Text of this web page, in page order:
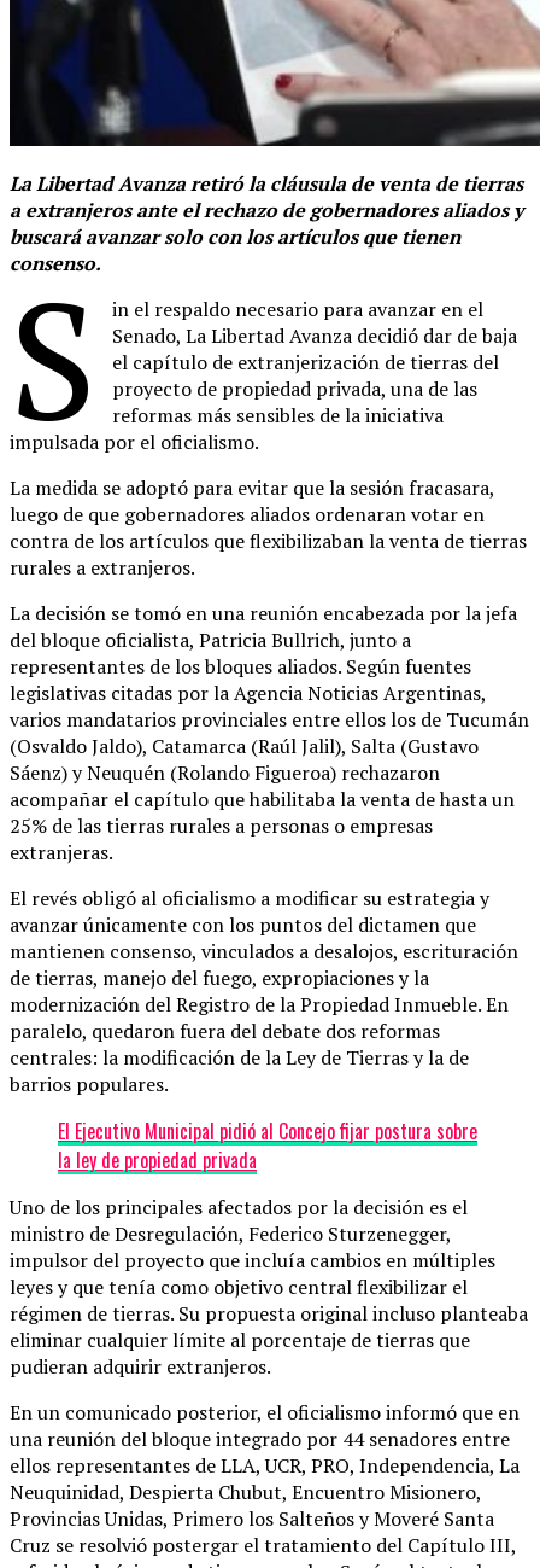
La Libertad Avanza retiró la cláusula de venta de tierras
a extranjeros ante el rechazo de gobernadores aliados y
buscará avanzar solo con los artículos que tienen
consenso.
S
in el respaldo necesario para avanzar en el
Senado, La Libertad Avanza decidió dar de baja
el capítulo de extranjerización de tierras del
proyecto de propiedad privada, una de las
reformas más sensibles de la iniciativa
impulsada por el oficialismo.
La medida se adoptó para evitar que la sesión fracasara,
luego de que gobernadores aliados ordenaran votar en
contra de los artículos que flexibilizaban la venta de tierras
rurales a extranjeros.
La decisión se tomó en una reunión encabezada por la jefa
del bloque oficialista, Patricia Bullrich, junto a
representantes de los bloques aliados. Según fuentes
legislativas citadas por la Agencia Noticias Argentinas,
varios mandatarios provinciales entre ellos los de Tucumán
(Osvaldo Jaldo), Catamarca (Raúl Jalil), Salta (Gustavo
Sáenz) y Neuquén (Rolando Figueroa) rechazaron
acompañar el capítulo que habilitaba la venta de hasta un
25% de las tierras rurales a personas o empresas
extranjeras.
El revés obligó al oficialismo a modificar su estrategia y
avanzar únicamente con los puntos del dictamen que
mantienen consenso, vinculados a desalojos, escrituración
de tierras, manejo del fuego, expropiaciones y la
modernización del Registro de la Propiedad Inmueble. En
paralelo, quedaron fuera del debate dos reformas
centrales: la modificación de la Ley de Tierras y la de
barrios populares.
El Ejecutivo Municipal pidió al Concejo fijar postura sobre
la ley de propiedad privada
Uno de los principales afectados por la decisión es el
ministro de Desregulación, Federico Sturzenegger,
impulsor del proyecto que incluía cambios en múltiples
leyes y que tenía como objetivo central flexibilizar el
régimen de tierras. Su propuesta original incluso planteaba
eliminar cualquier límite al porcentaje de tierras que
pudieran adquirir extranjeros.
En un comunicado posterior, el oficialismo informó que en
una reunión del bloque integrado por 44 senadores entre
ellos representantes de LLA, UCR, PRO, Independencia, La
Neuquinidad, Despierta Chubut, Encuentro Misionero,
Provincias Unidas, Primero los Salteños y Moveré Santa
Cruz se resolvió postergar el tratamiento del Capítulo III,